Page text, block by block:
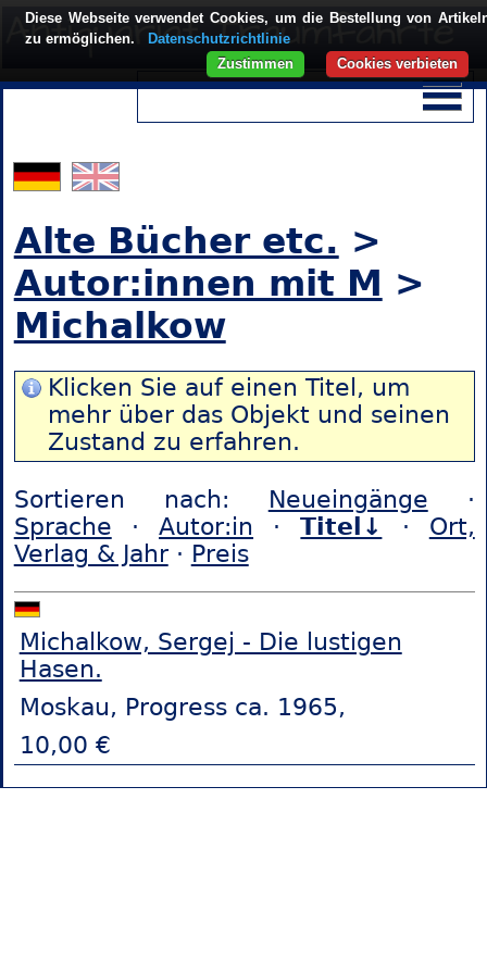
Alte Bücher etc. >
Autor:innen mit M >
Michalkow
Klicken Sie auf einen Titel, um
mehr über das Objekt und seinen
Zustand zu erfahren.
Sortieren nach: Neueingänge ·
Sprache ·Autor:in ·Titel↓ · Ort,
Verlag & Jahr· Preis
Michalkow, Sergej - Die lustigen
Hasen.
Moskau, Progress ca. 1965,
10,00 €
Diese Webseite verwendet Cookies, um die Bestellung von
zu ermöglichen.
Datenschutzrichtlinie
Cookies verbieten
Zustimmen